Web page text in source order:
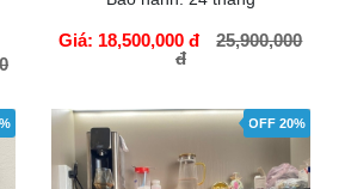
Miễn phí vận chuyển
C60 * R43 * S39 cm
Trọng lượng:
Giá: 18,500,000 đ
25,900,000
đ
GIỎ HÀNG